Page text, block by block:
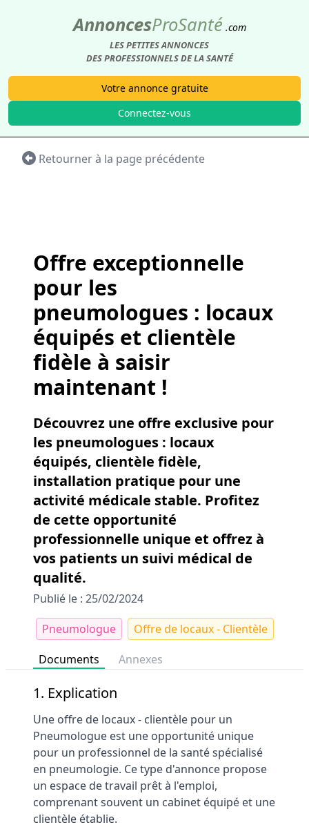
AnnoncesProSanté .com
LES PETITES ANNONCES
DES PROFESSIONNELS DE LA SANTÉ
Votre annonce gratuite
Connectez-vous
Retourner à la page précédente
Offre exceptionnelle
pour les
pneumologues : locaux
équipés et clientèle
fidèle à saisir
maintenant !
Découvrez une offre exclusive pour
les pneumologues : locaux
équipés, clientèle fidèle,
installation pratique pour une
activité médicale stable. Profitez
de cette opportunité
professionnelle unique et offrez à
vos patients un suivi médical de
qualité.
Publié le : 25/02/2024
Pneumologue
Offre de locaux - Clientèle
Documents
Annexes
1. Explication
Une offre de locaux - clientèle pour un
Pneumologue est une opportunité unique
pour un professionnel de la santé spécialisé
en pneumologie. Ce type d'annonce propose
un espace de travail prêt à l'emploi,
comprenant souvent un cabinet équipé et une
clientèle établie.